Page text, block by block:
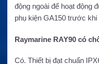
động ngoài để hoạt động
phụ kiện GA150 trước khi
Raymarine RAY90 có
Có. Thiết bị đạt chuẩn